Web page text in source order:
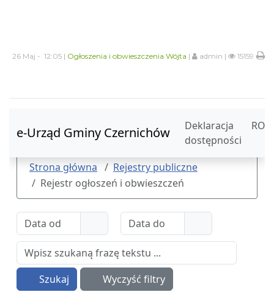
26 Maj - 12:05 | Ogłoszenia i obwieszczenia Wójta | admin | 15159